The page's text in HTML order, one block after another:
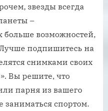
звезды всегда
–
больше возможностей,
подпишитесь на
снимками своих
Вы решите, что
парня из вашего
заниматься спортом.